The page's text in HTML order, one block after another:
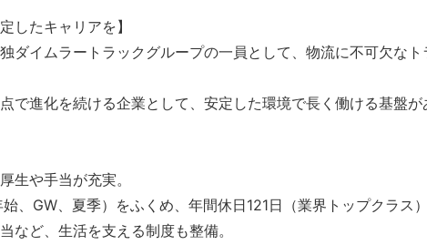
したキャリアを】
ダイムラートラックグループの一員として、物流に不可欠な
で進化を続ける企業として、安定した環境で長く働ける基盤
生や手当が充実。
、GW、夏季）をふくめ、年間休日121日（業界トップクラス
など、生活を支える制度も整備。